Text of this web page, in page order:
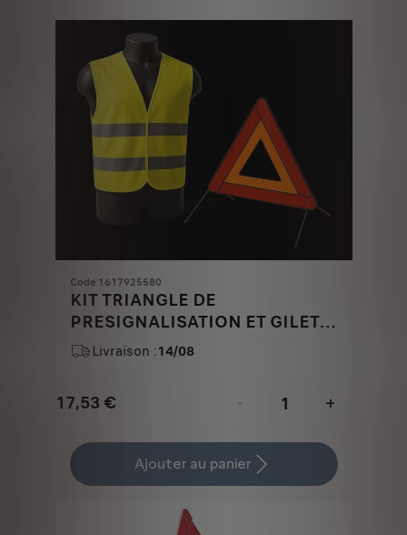
Code 1617925580
KIT TRIANGLE DE
PRESIGNALISATION ET GILET
DE SECURITE
Livraison :14/08
17,53 €
Price
17,53
-
+
Quantity
updated
Ajouter au panier